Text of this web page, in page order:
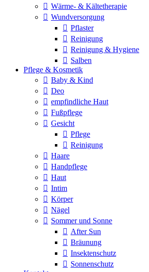
Wärme- & Kältetherapie
Wundversorgung
Pflaster
Reinigung
Reinigung & Hygiene
Salben
Pflege & Kosmetik
Baby & Kind
Deo
empfindliche Haut
Fußpflege
Gesicht
Pflege
Reinigung
Haare
Handpflege
Haut
Intim
Körper
Nägel
Sommer und Sonne
After Sun
Bräunung
Insektenschutz
Sonnenschutz